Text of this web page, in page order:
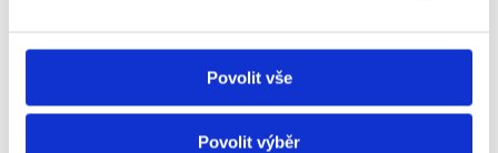
Povolit vše
Povolit výběr
Prostor pro kreativitu i estetický pracovní
stůl